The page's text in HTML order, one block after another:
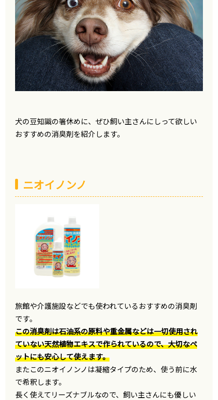
犬の豆知識の箸休めに、ぜひ飼い主さんにしって欲しい
おすすめの消臭剤を紹介します。
ニオイノンノ
旅館や介護施設などでも使われているおすすめの消臭剤
です。
この消臭剤は石油系の原料や重金属などは一切使用され
ていない天然植物エキスで作られているので、大切なペ
ットにも安心して使えます。
またこのニオイノンノは凝縮タイプのため、使う前に水
で希釈します。
長く使えてリーズナブルなので、飼い主さんにも優しい